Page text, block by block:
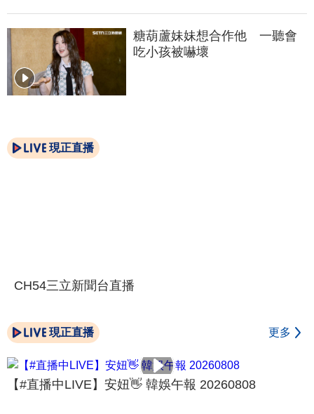
糖葫蘆妹妹想合作他　一聽會
吃小孩被嚇壞
現正直播
CH54三立新聞台直播
現正直播 更多
【#直播中LIVE】安妞👋 韓娛午報 20260808